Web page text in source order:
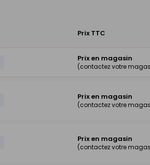
Prix TTC
Prix en magasin
(contactez votre
Prix en magasin
(contactez votre
Prix en magasin
(contactez votre